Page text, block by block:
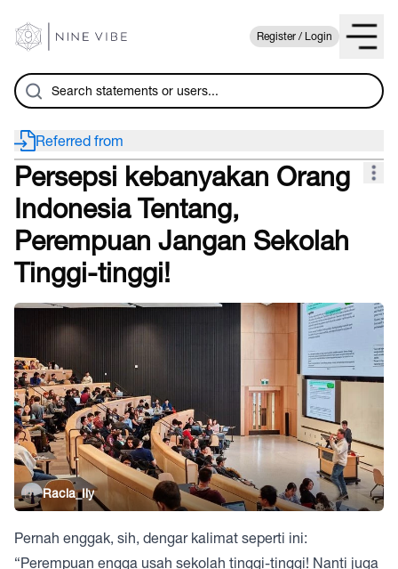
Register / Login
Persepsi kebanyakan Orang
Indonesia Tentang,
Perempuan Jangan Sekolah
Tinggi-tinggi!
Racia_Ily
Pernah enggak, sih, dengar kalimat seperti ini:
“Perempuan engga usah sekolah tinggi-tinggi! Nanti juga
Referred from